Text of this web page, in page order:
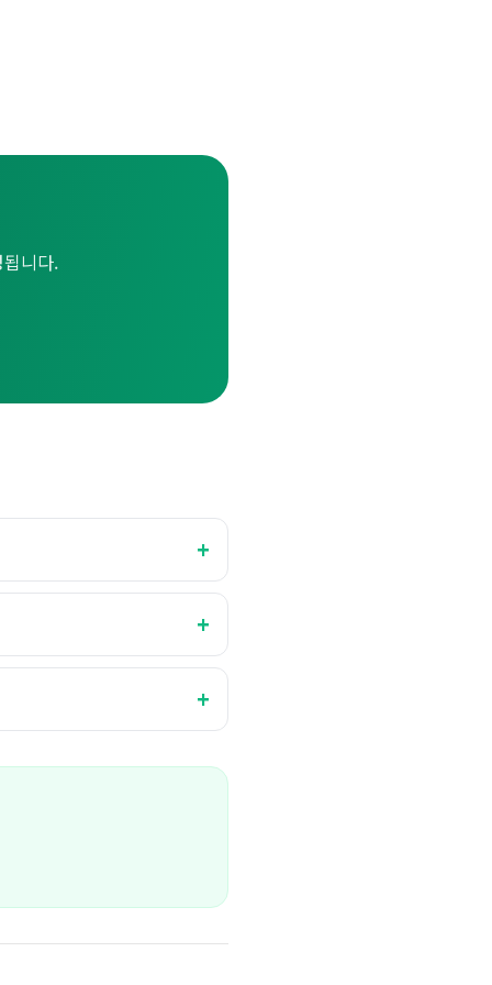
니다.
+
+
+